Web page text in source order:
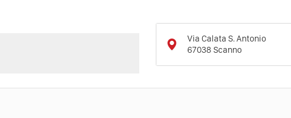
Via Calata S. Antonio
67038 Scanno